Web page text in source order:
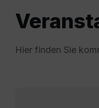
Hier finden Sie